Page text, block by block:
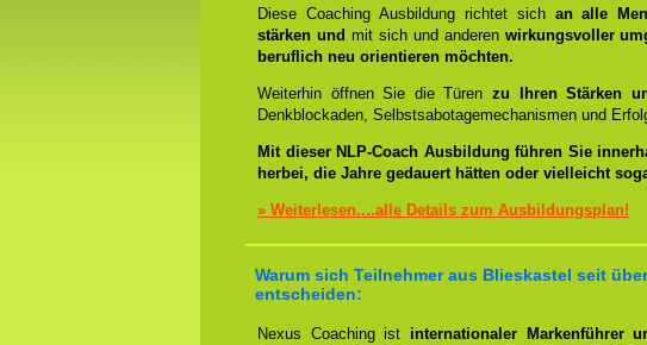
Diese Coaching Ausbildung richtet sich an alle
stärken und mit sich und anderen wirkungsvoller
beruflich neu orientieren möchten.
Weiterhin öffnen Sie die Türenzu Ihren Stärken
Denkblockaden, Selbstsabotagemechanismen und
Mit dieser NLP-Coach Ausbildung führen Sie
herbei, die Jahre gedauert hätten oder vielleicht
» Weiterlesen....alle Details zum Ausbildungsplan!
Warum sich Teilnehmer aus Blieskastel seit
entscheiden:
Nexus Coaching ist internationaler Markenführer